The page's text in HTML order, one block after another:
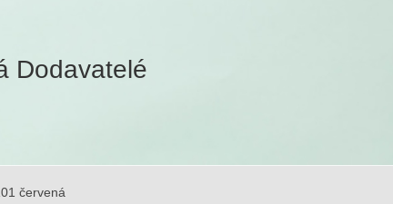
Dodavatelé
červená